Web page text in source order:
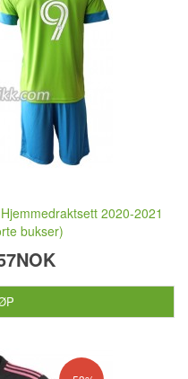
2020-2021
bukser)